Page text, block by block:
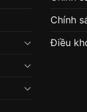
Chính
Điều